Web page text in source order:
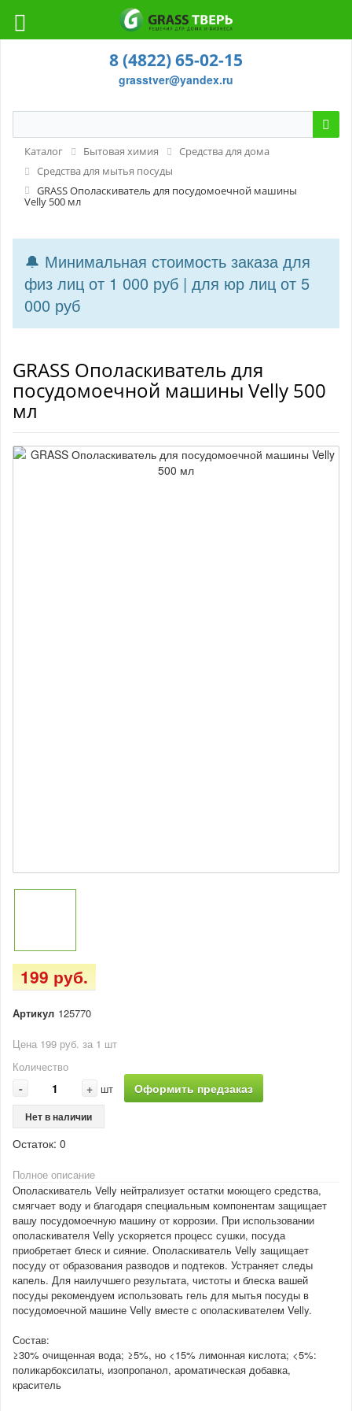
8 (4822) 65-02-15
grasstver@yandex.ru
Каталог Бытовая химия
Средства для дома
Средства для мытья посуды
GRASS Ополаскиватель для посудомоечной машины
Velly 500 мл
🔔 Минимальная стоимость заказа для
физ лиц от 1 000 руб | для юр лиц от 5
000 руб
GRASS Ополаскиватель для
посудомоечной машины Velly 500
мл
199 руб.
Артикул 125770
Цена 199 руб. за 1 шт
Количество
- + шт Оформить предзаказ
Нет в наличии
Остаток: 0
Полное описание
Ополаскиватель Velly нейтрализует остатки моющего средства,
смягчает воду и благодаря специальным компонентам защищает
вашу посудомоечную машину от коррозии. При использовании
ополаскивателя Velly ускоряется процесс сушки, посуда
приобретает блеск и сияние. Ополаскиватель Velly защищает
посуду от образования разводов и подтеков. Устраняет следы
капель. Для наилучшего результата, чистоты и блеска вашей
посуды рекомендуем использовать гель для мытья посуды в
посудомоечной машине Velly вместе с ополаскивателем Velly.
Состав:
≥30% очищенная вода; ≥5%, но <15% лимонная кислота; <5%:
поликарбоксилаты, изопропанол, ароматическая добавка,
краситель